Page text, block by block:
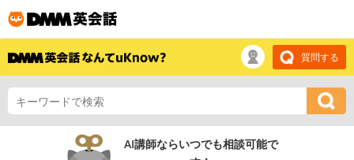
質問する
AI講師ならいつでも相談可能で